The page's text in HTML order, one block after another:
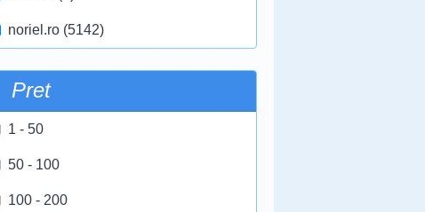
noriel.ro (5142)
Pret
1 - 50
50 - 100
100 - 200